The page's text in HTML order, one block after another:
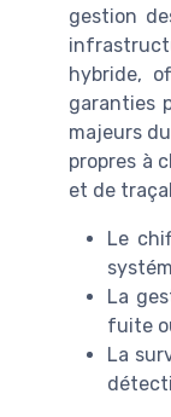
gestion
hybride,
garanties
majeurs
propres à
et de
Le
La
fuite
La